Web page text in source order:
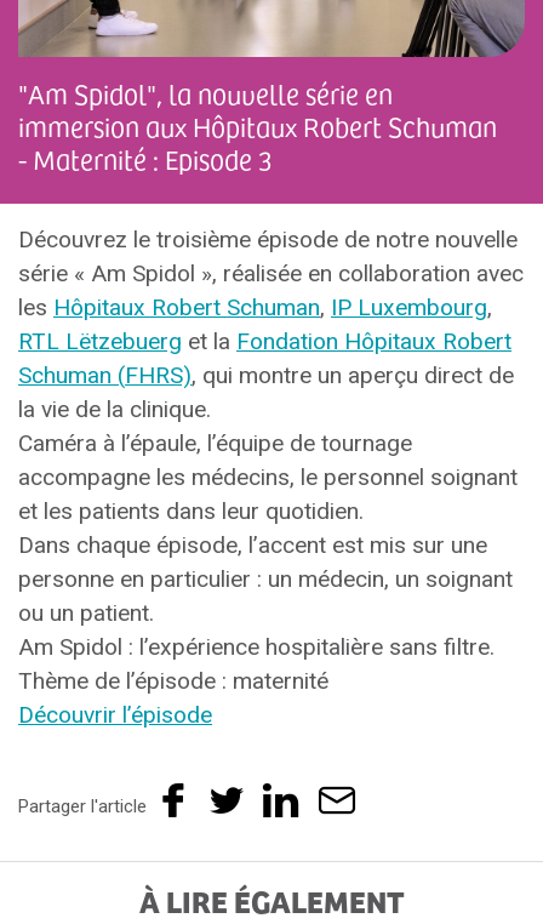
"Am Spidol", la nouvelle série en
immersion aux Hôpitaux Robert Schuman
- Maternité : Episode 3
Découvrez le troisième épisode de notre nouvelle
série « Am Spidol », réalisée en collaboration avec
les Hôpitaux Robert Schuman, IP Luxembourg,
RTL Lëtzebuerg et la Fondation Hôpitaux Robert
Schuman (FHRS), qui montre un aperçu direct de
la vie de la clinique.
Caméra à l’épaule, l’équipe de tournage
accompagne les médecins, le personnel soignant
et les patients dans leur quotidien.
Dans chaque épisode, l’accent est mis sur une
personne en particulier : un médecin, un soignant
ou un patient.
Am Spidol : l’expérience hospitalière sans filtre.
Thème de l’épisode : maternité
Découvrir l’épisode
Partager l'article
À LIRE ÉGALEMENT